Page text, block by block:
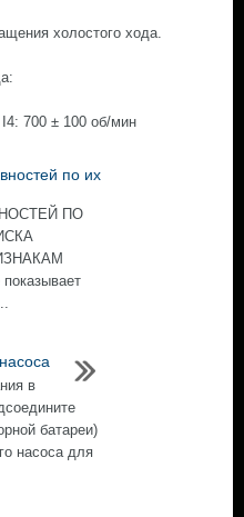
холостого хода.
700 ± 100 об/мин
по их
ПО
в
батареи)
насоса для